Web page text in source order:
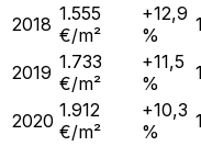
2018 1.555
€/m²
+12,9
%
2019 1.733
€/m²
+11,5
%
2020 1.912
€/m²
+10,3
%